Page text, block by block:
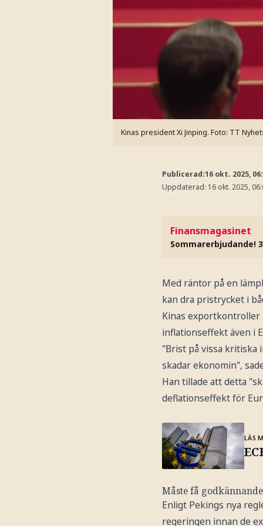
Kinas president Xi Jinping. Foto: TT
Publicerad:16 okt. 2025,
Uppdaterad: 16 okt. 2025,
Finansmagasinet
Sommarerbjudande!
Med räntor på en
kan dra pristrycket i
Kinas
inflationseffekt även i
"Brist på vissa kritiska
skadar ekonomin",
Han tillade att detta
deflationseffekt för
LÄS
Måste få
Enligt Pekings nya
regeringen innan de